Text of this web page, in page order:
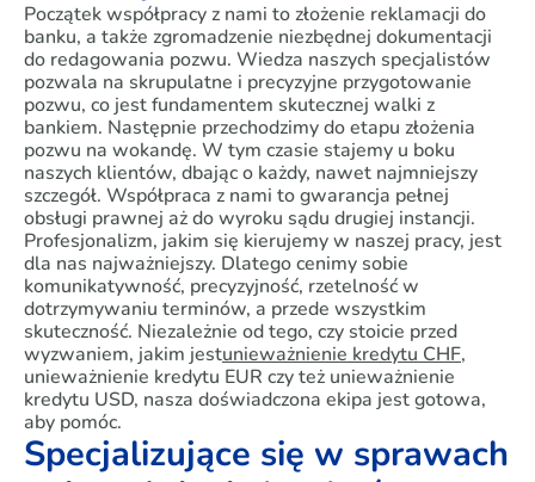
Początek współpracy z nami to złożenie reklamacji do
banku, a także zgromadzenie niezbędnej dokumentacji
do redagowania pozwu. Wiedza naszych specjalistów
pozwala na skrupulatne i precyzyjne przygotowanie
pozwu, co jest fundamentem skutecznej walki z
bankiem. Następnie przechodzimy do etapu złożenia
pozwu na wokandę. W tym czasie stajemy u boku
naszych klientów, dbając o każdy, nawet najmniejszy
szczegół. Współpraca z nami to gwarancja pełnej
obsługi prawnej aż do wyroku sądu drugiej instancji.
Profesjonalizm, jakim się kierujemy w naszej pracy, jest
dla nas najważniejszy. Dlatego cenimy sobie
komunikatywność, precyzyjność, rzetelność w
dotrzymywaniu terminów, a przede wszystkim
skuteczność. Niezależnie od tego, czy stoicie przed
wyzwaniem, jakim jestunieważnienie kredytu CHF,
unieważnienie kredytu EUR czy też unieważnienie
kredytu USD, nasza doświadczona ekipa jest gotowa,
aby pomóc.
Specjalizujące się w sprawach